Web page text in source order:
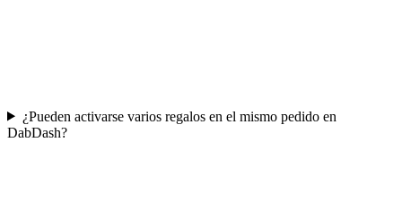
¿Pueden activarse varios regalos en el mismo pedido en
DabDash?